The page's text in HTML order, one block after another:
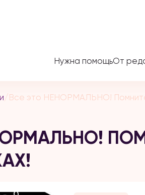
Нужна помощьОт
/Все это НЕНОРМАЛЬНО!